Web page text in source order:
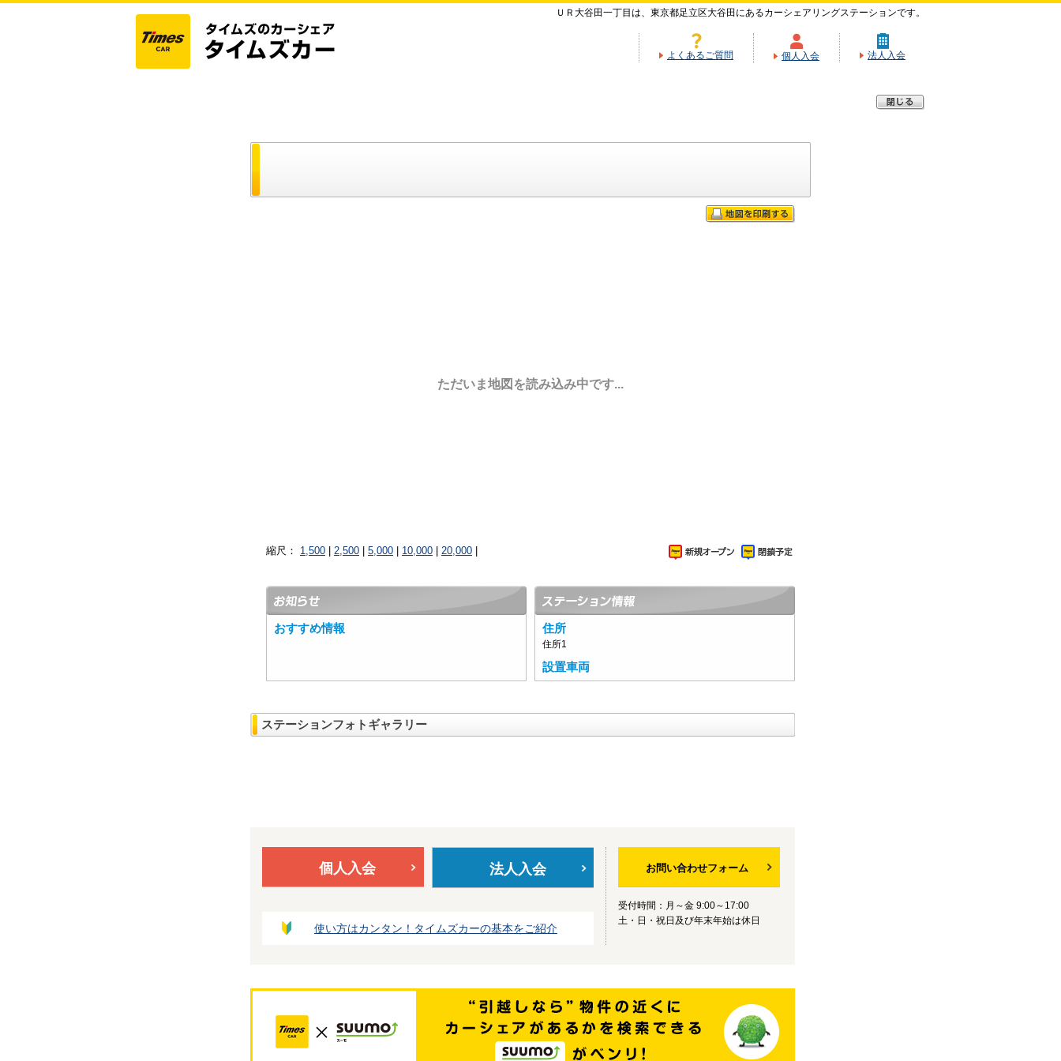
ＵＲ大谷田一丁目は、東京都足立区大谷田にあるカーシェアリングステーションです。
よくあるご質問 個人入会 法人入会
ただいま地図を読み込み中です...
縮尺： 1,500 2,500 5,000 10,000 20,000
おすすめ情報 住所
住所1
設置車両
ステーションフォトギャラリー
個人入会 法人入会
使い方はカンタン！タイムズカーの基本をご紹介
お問い合わせフォーム
受付時間：月～金 9:00～17:00
土・日・祝日及び年末年始は休日